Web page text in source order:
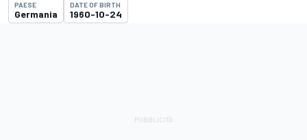
PAESE
Germania
DATE OF BIRTH
1960-10-24